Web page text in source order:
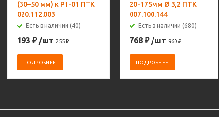
(30–50 мм) к Р1-01 ПТК
020.112.003
Есть в наличии (40)
193 ₽ /шт 255₽
ПОДРОБНЕЕ
20-175мм Ø 3,2 ПТК
007.100.144
Есть в наличии (680)
768 ₽ /шт 960₽
ПОДРОБНЕЕ